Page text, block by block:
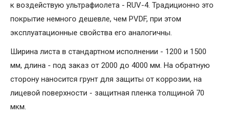
к воздействую ультрафиолета - RUV-4. Традиционно это
покрытие немного дешевле, чем PVDF, при этом
эксплуатационные свойства его аналогичны.
Ширина листа в стандартном исполнении - 1200 и 1500
мм, длина - под заказ от 2000 до 4000 мм. На обратную
сторону наносится грунт для защиты от коррозии, на
лицевой поверхности - защитная пленка толщиной 70
мкм.